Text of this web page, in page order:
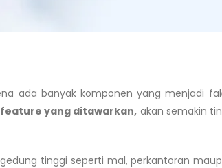
ada banyak komponen yang menjadi
yang ditawarkan, akan semakin
tinggi seperti mal, perkantoran